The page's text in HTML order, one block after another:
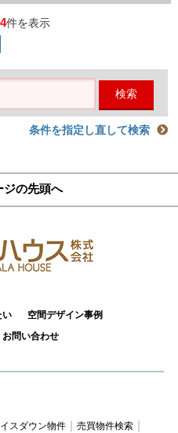
件を表示
検索
条件を指定し直して検索
ジの先頭へ
い
空間デザイン事例
お問い合わせ
スダウン物件
売買物件検索